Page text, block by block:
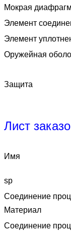
Мокрая
Элемент
Элемент
Оружейная
Защита
Лист
Имя
sp
Соединение
Материал
Соединение